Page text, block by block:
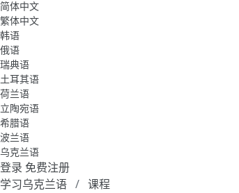
简体中文
繁体中文
韩语
俄语
瑞典语
土耳其语
荷兰语
立陶宛语
希腊语
波兰语
乌克兰语
登录 免费注册
学习乌克兰语
课程